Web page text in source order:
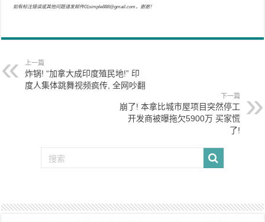
如有标注错误或其他问题请发邮件01simple888@gmail.com，谢谢！
上一篇
炸锅! “加拿大成印度殖民地!” 印
度人集体跳舞视频疯传, 全网吵翻
下一篇
崩了! 本拿比城市屋项目突然停工
开发商被曝拖欠5900万 买家慌
了!